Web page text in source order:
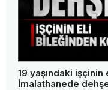
19 yaşındaki
İmalathanede